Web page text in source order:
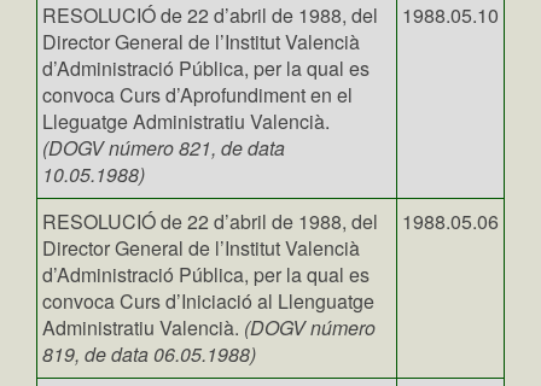
RESOLUCIÓ de 22 d’abril de 1988, del
Director General de l’Institut Valencià
d’Administració Pública, per la qual es
convoca Curs d’Aprofundiment en el
Lleguatge Administratiu Valencià.
(DOGV número 821, de data
10.05.1988)
1988.05.10
RESOLUCIÓ de 22 d’abril de 1988, del
Director General de l’Institut Valencià
d’Administració Pública, per la qual es
convoca Curs d’Iniciació al Llenguatge
Administratiu Valencià. (DOGV número
819, de data 06.05.1988)
1988.05.06